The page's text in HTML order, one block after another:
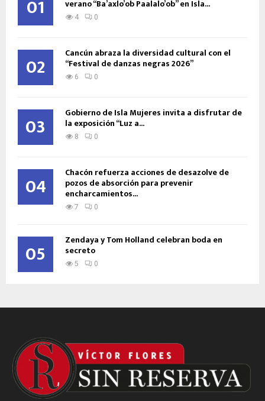
01 verano “Ba’axlo’ob Paalalo’ob” en Isla...
4 0
02 Cancún abraza la diversidad cultural con el
“Festival de danzas negras 2026”
6 0
03 Gobierno de Isla Mujeres invita a disfrutar de
la exposición “Luz a...
8 0
04 Chacón refuerza acciones de desazolve de
pozos de absorción para prevenir
encharcamientos...
7 0
05 Zendaya y Tom Holland celebran boda en
secreto
5 0